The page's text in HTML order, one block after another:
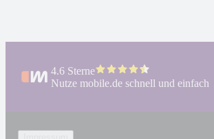
4.6 Sterne
Nutze mobile.de schnell und einfach